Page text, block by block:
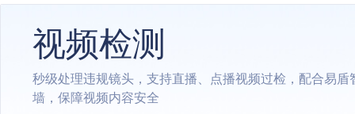
视频检测
秒级处理违规镜头，支持直播、点播视频过检，配合易盾
墙，保障视频内容安全